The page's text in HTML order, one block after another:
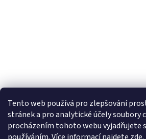
Tento web používá pro zlepšování
stránek a pro analytické účelysoubory
procházením tohoto webu vyjadřujete
Sledovat na Instagramu